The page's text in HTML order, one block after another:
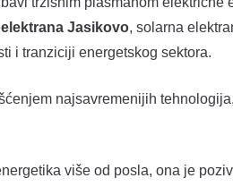
Jasikovo, solarna
i tranziciji energetskog sektora.
najsavremenijih
više od posla, ona je